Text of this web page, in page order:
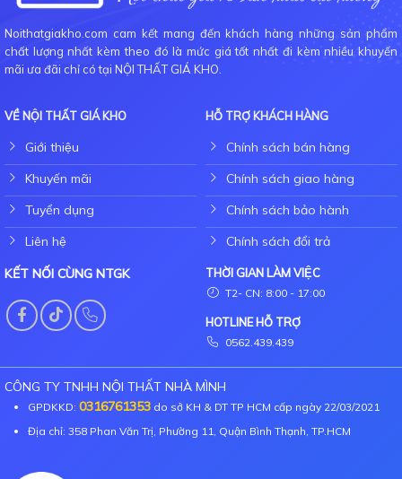
Noithatgiakho.com cam kết mang đến khách hàng những sản phẩm
chất lượng nhất kèm theo đó là mức giá tốt nhất đi kèm nhiều khuyến
mãi ưa đãi chỉ có tại NỘI THẤT GIÁ KHO.
VỀ NỘI THẤT GIÁ KHO
Giới thiệu
Khuyến mãi
Tuyển dụng
Liên hệ
HỖ TRỢ KHÁCH HÀNG
Chính sách bán hàng
Chính sách giao hàng
Chính sách bảo hành
Chính sách đổi trả
KẾT NỐI CÙNG NTGK
THỜI GIAN LÀM VIỆC
T2- CN: 8:00 - 17:00
HOTLINE HỖ TRỢ
0562.439.439
CÔNG TY TNHH NỘI THẤT NHÀ MÌNH
GPDKKD: 0316761353 do sở KH & DT TP HCM cấp ngày 22/03/2021
Địa chỉ: 358 Phan Văn Trị, Phường 11, Quận Bình Thạnh, TP.HCM